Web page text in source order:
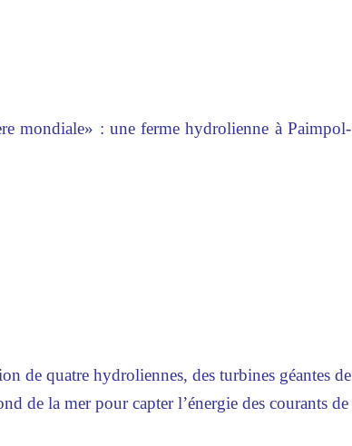
mondiale» : une ferme hydrolienne à Paimpol-
de quatre hydroliennes, des turbines géantes de
de la mer pour capter l’énergie des courants de